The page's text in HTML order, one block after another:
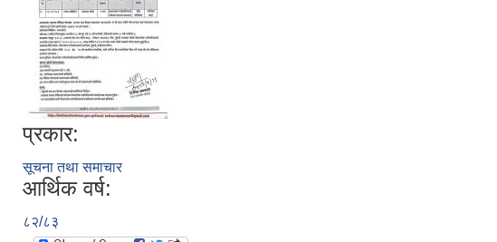
प्रकार:
सूचना तथा समाचार
आर्थिक वर्ष:
८२/८३